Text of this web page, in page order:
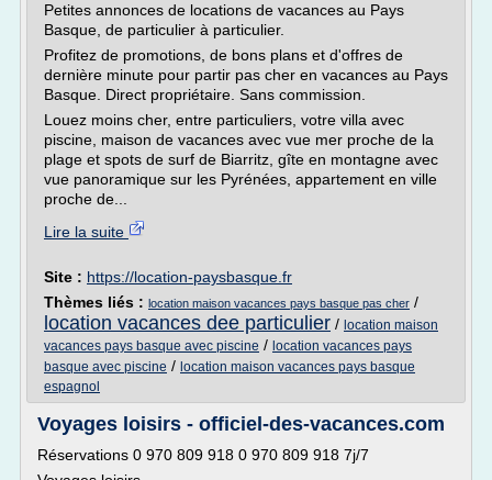
Petites annonces de locations de vacances au Pays
Basque, de particulier à particulier.
Profitez de promotions, de bons plans et d'offres de
dernière minute pour partir pas cher en vacances au Pays
Basque. Direct propriétaire. Sans commission.
Louez moins cher, entre particuliers, votre villa avec
piscine, maison de vacances avec vue mer proche de la
plage et spots de surf de Biarritz, gîte en montagne avec
vue panoramique sur les Pyrénées, appartement en ville
proche de...
Lire la suite
Site : https://location-paysbasque.fr
Thèmes liés : location maison vacances pays basque pas cher /
location vacances dee particulier / location maison
vacances pays basque avec piscine / location vacances pays
basque avec piscine / location maison vacances pays basque
espagnol
Voyages loisirs - officiel-des-vacances.com
Réservations 0 970 809 918 0 970 809 918 7j/7